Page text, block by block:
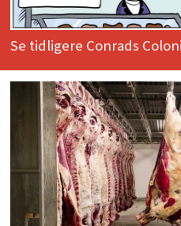
Se tidligere Conrads